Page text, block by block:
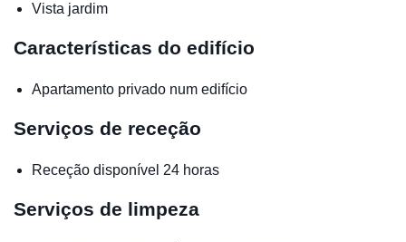
Vista jardim
Características do edifício
Apartamento privado num edifício
Serviços de receção
Receção disponível 24 horas
Serviços de limpeza